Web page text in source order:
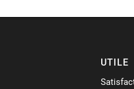
UTILE